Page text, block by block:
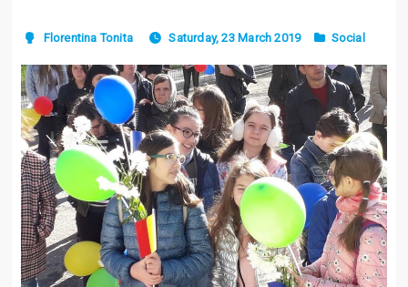
Florentina Tonita Saturday, 23 March 2019 Social